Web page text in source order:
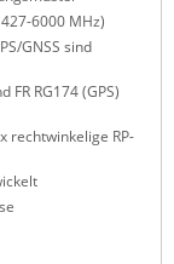
6000 MHz)
GNSS sind
RG174 (GPS)
rechtwinkelige RP-